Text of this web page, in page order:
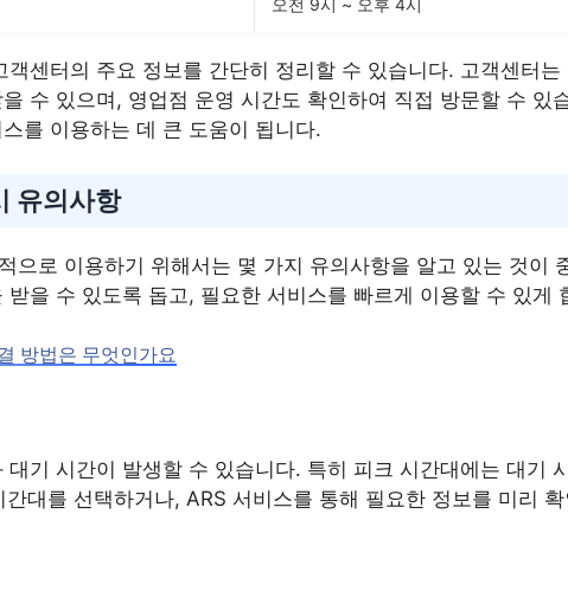
오전 9시 ~ 오후 4시
객센터의 주요 정보를 간단히 정리할 수 있습니다. 고객센터는
수 있으며, 영업점 운영 시간도 확인하여 직접 방문할 수 있
를 이용하는 데 큰 도움이 됩니다.
유의사항
으로 이용하기 위해서는 몇 가지 유의사항을 알고 있는 것이
받을 수 있도록 돕고, 필요한 서비스를 빠르게 이용할 수 있게
방법은 무엇인가요
기 시간이 발생할 수 있습니다. 특히 피크 시간대에는 대기
대를 선택하거나, ARS 서비스를 통해 필요한 정보를 미리